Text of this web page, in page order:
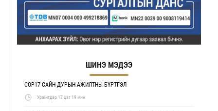
ШИНЭ МЭДЭЭ
COP17 САЙН ДУРЫН АЖИЛТНЫ БҮРТГЭЛ
Уржигдар 17 цаг 19 мин